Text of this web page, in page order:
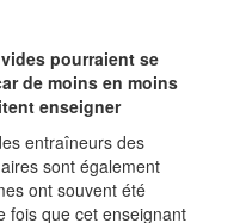
pourraient se
de moins en moins
enseigner
entraîneurs des
sont également
ont souvent été
fois que cet enseignant